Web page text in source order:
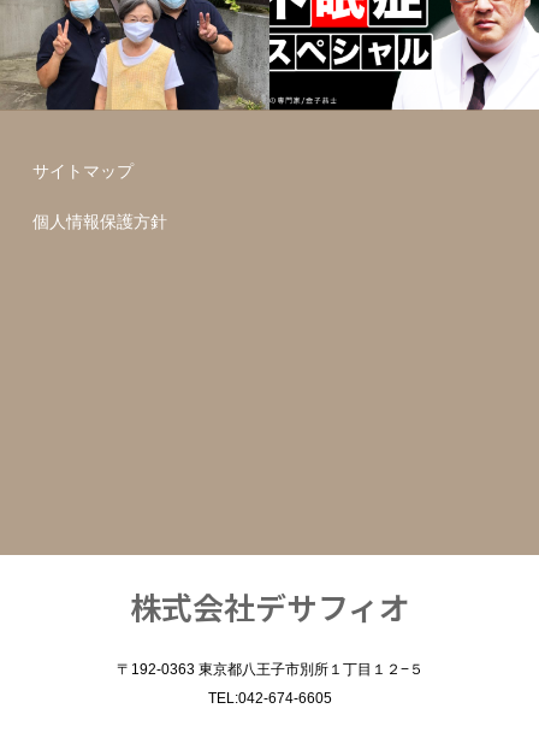
サイトマップ
個人情報保護方針
株式会社デサフィオ
〒192-0363 東京都八王子市別所１丁目１２−５
TEL:042-674-6605